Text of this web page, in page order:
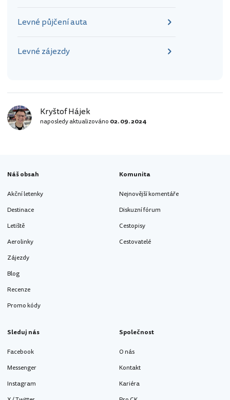
Levné půjčení auta
Levné zájezdy
Kryštof Hájek
naposledy aktualizováno 02. 09. 2024
Náš obsah
Akční letenky
Destinace
Letiště
Aerolinky
Zájezdy
Blog
Recenze
Promo kódy
Komunita
Nejnovější komentáře
Diskuzní fórum
Cestopisy
Cestovatelé
Sleduj nás
Facebook
Messenger
Instagram
Společnost
O nás
Kontakt
Kariéra